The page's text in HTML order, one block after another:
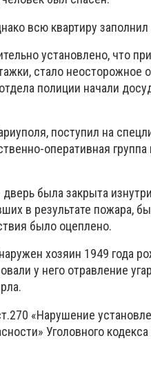
всю квартиру заполнил
установлено, что
стало неосторожное
полиции начали
поступил на
оперативная группа
была закрыта
в результате пожара,
было оцеплено.
хозяин 1949 года
у него отравление
«Нарушение
Уголовного